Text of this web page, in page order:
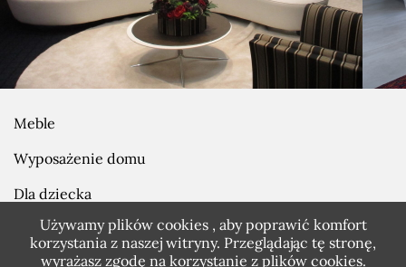
Meble
Wyposażenie domu
Dla dziecka
Prezenty
Używamy plików cookies , aby poprawić komfort
korzystania z naszej witryny. Przeglądając tę stronę,
wyrażasz zgodę na korzystanie z plików cookies.